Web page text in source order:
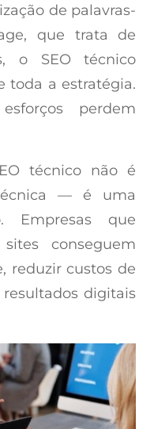
de palavras-
que trata de
o SEO técnico
toda a estratégia.
perdem
técnico não é
— é uma
Empresas que
conseguem
reduzir custos de
digitais